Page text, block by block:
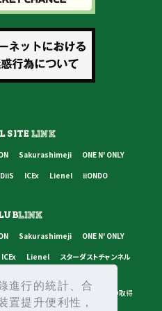
進行的統計、合
置提升便利性，
SITELINK
Sakurashimeji
ONE N' ONLY
ICEx Lienel iiONDO
LINK
Sakurashimeji
ONE N' ONLY
ICEx Lienel スターダストチャンネル
奨環境 ヘルプ・お問い合わせ
ID取得